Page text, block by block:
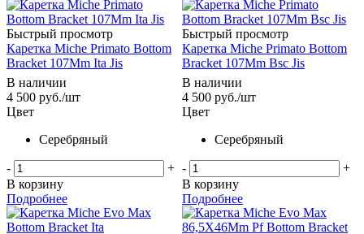
Быстрый просмотр
Каретка Miche Primato Bottom
Bracket 107Mm Ita Jis
В наличии
4 500 руб./шт
Цвет
Серебряный
-
+
В корзину
Подробнее
Быстрый просмотр
Каретка Miche Primato Bottom
Bracket 107Mm Bsc Jis
В наличии
4 500 руб./шт
Цвет
Серебряный
-
+
В корзину
Подробнее